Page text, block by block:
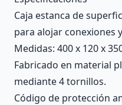
Caja estanca de
para alojar conexiones
Medidas: 400 x 120 x
Fabricado en material
mediante 4 tornillos.
Código de protección